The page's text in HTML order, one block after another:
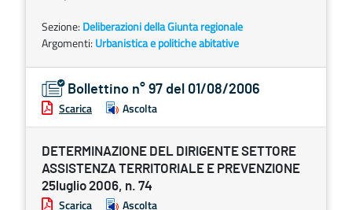
Sezione: Deliberazioni della Giunta regionale
Argomenti: Urbanistica e politiche abitative
Bollettino n° 97 del 01/08/2006
Scarica Ascolta
DETERMINAZIONE DEL DIRIGENTE SETTORE
ASSISTENZA TERRITORIALE E PREVENZIONE
25luglio 2006, n. 74
Scarica Ascolta